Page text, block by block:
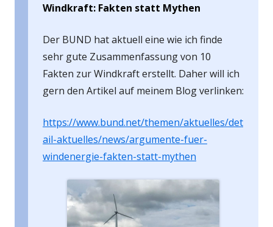
Windkraft: Fakten statt Mythen
Der BUND hat aktuell eine wie ich finde
sehr gute Zusammenfassung von 10
Fakten zur Windkraft erstellt. Daher will ich
gern den Artikel auf meinem Blog verlinken:
https://www.bund.net/themen/aktuelles/det
ail-aktuelles/news/argumente-fuer-
windenergie-fakten-statt-mythen